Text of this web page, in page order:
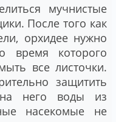
мучнистые
После того как
орхидее нужно
время которого
все листочки.
защитить
на него воды из
насекомые не